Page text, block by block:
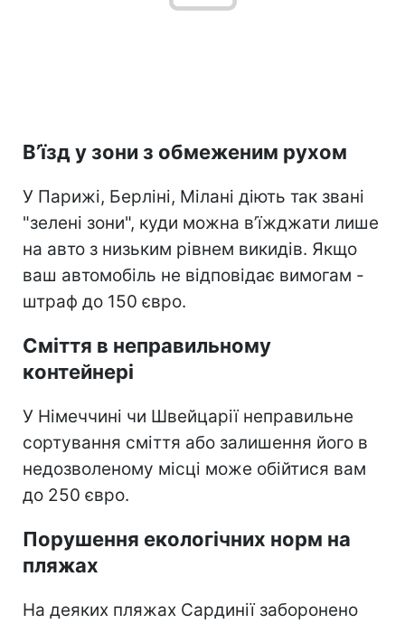
В’їзд у зони з обмеженим рухом
У Парижі, Берліні, Мілані діють так звані
"зелені зони", куди можна в’їжджати лише
на авто з низьким рівнем викидів. Якщо
ваш автомобіль не відповідає вимогам -
штраф до 150 євро.
Сміття в неправильному
контейнері
У Німеччині чи Швейцарії неправильне
сортування сміття або залишення його в
недозволеному місці може обійтися вам
до 250 євро.
Порушення екологічних норм на
пляжах
На деяких пляжах Сардинії заборонено